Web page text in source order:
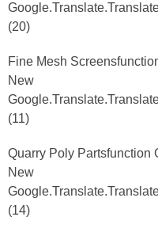
(20)
Fine Mesh
New
(11)
Quarry Poly Partsfunction
New
(14)